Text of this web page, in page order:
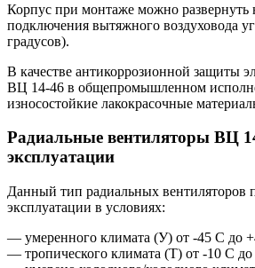
Корпус при монтаже можно развернуть
подключения вытяжного воздуховода
градусов).
В качестве антикоррозионной защиты
ВЦ 14-46 в общепромышленном
износостойкие лакокрасочные
Радиальные вентиляторы ВЦ
эксплуатации
Данный тип радиальных вентиляторов
эксплуатации в условиях:
— умеренного климата (У) от -45 С до
— тропического климата (Т) от -10 С